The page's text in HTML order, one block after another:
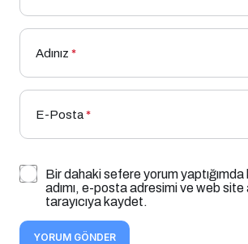
Adınız *
E-Posta*
Bir dahaki sefere yorum yaptığımda
adımı, e-posta adresimi ve web site
tarayıcıya kaydet.
YORUM GÖNDER